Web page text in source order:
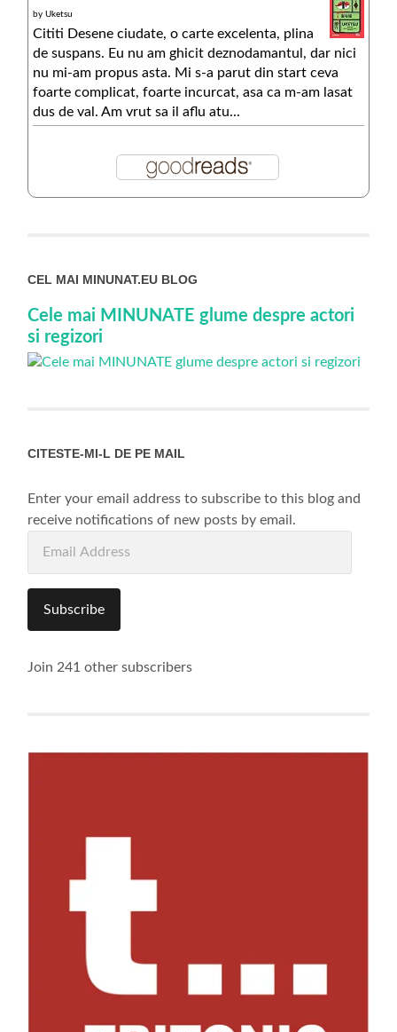
byUketsu
Cititi Desene ciudate, o carte excelenta, plina
de suspans. Eu nu am ghicit deznodamantul, dar nici
nu mi-am propus asta. Mi s-a parut din start ceva
foarte complicat, foarte incurcat, asa ca m-am lasat
dus de val. Am vrut sa il aflu atu...
CEL MAI MINUNAT.EU BLOG
Cele mai MINUNATE glume despre actori
si regizori
CITESTE-MI-L DE PE MAIL
Enter your email address to subscribe to this blog and
receive notifications of new posts by email.
Subscribe
Join 241 other subscribers